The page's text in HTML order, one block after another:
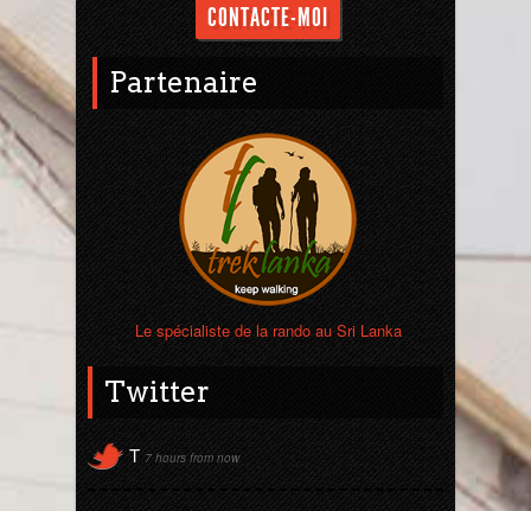
CONTACTE-MOI
Partenaire
Le spécialiste de la rando au Sri Lanka
Twitter
T 7 hours from now